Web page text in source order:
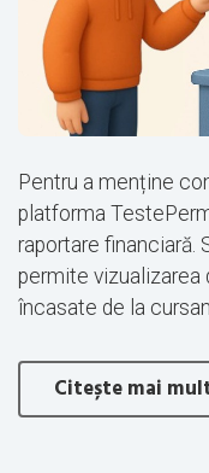
Pentru a menține
platforma
raportare financiară.
permite
încasate de la
Citește mai